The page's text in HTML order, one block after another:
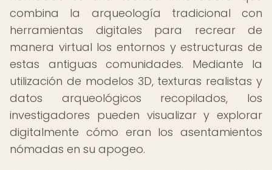
combina la arqueología tradicional con
herramientas digitales para recrear de
manera virtual los entornos y estructuras de
estas antiguas comunidades. Mediante la
utilización de modelos 3D, texturas realistas y
datos arqueológicos recopilados, los
investigadores pueden visualizar y explorar
digitalmente cómo eran los asentamientos
nómadas en su apogeo.